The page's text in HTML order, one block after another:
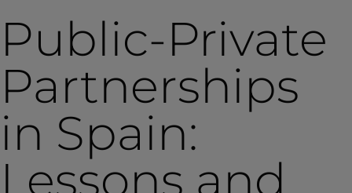
Public-Private
Partnerships
in Spain:
Lessons and